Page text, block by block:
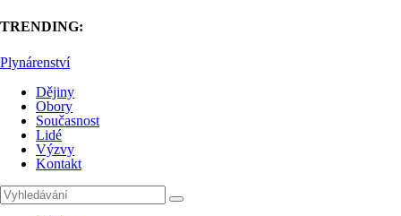
TRENDING:
Plynárenství
Dějiny
Obory
Současnost
Lidé
Výzvy
Kontakt